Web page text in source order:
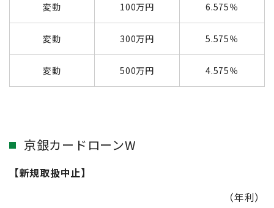
変動 100万円 6.575％
変動 300万円 5.575％
変動 500万円 4.575％
京銀カードローンW
【新規取扱中止】
（年利）